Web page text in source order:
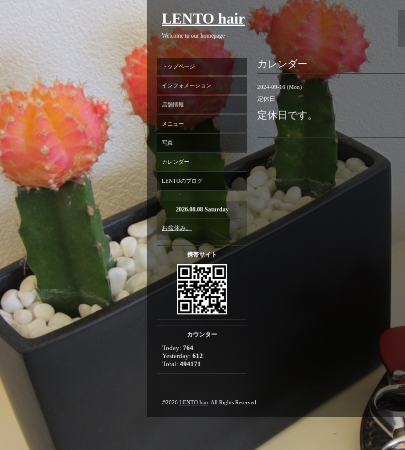
LENTO hair
Welcome to our homepage
カレンダー
2024-09-16 (Mon)
定休日
定休日です。
トップページ
インフォメーション
店舗情報
メニュー
写真
カレンダー
LENTOのブログ
2026.08.08 Saturday
お盆休み。
携帯サイト
カウンター
Today: 764
Yesterday: 612
Total: 494171
©2026 LENTO hair. All Rights Reserved.